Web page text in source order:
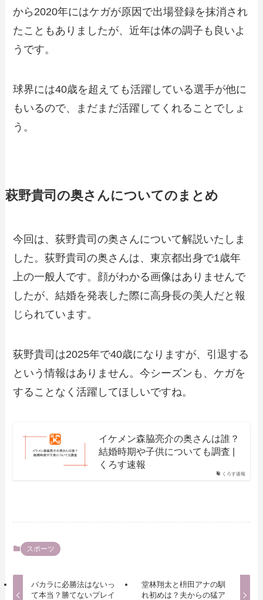
から2020年にはケガが原因で出場登録を抹消され
たこともありましたが、近年は体の調子も良いよ
うです。
球界には40歳を超えても活躍している選手が他に
もいるので、まだまだ活躍してくれることでしょ
う。
萩野貴司の奥さんについてのまとめ
今回は、荻野貴司の奥さんについて解説いたしま
した。荻野貴司の奥さんは、東京都出身で1歳年
上の一般人です。顔がわかる画像はありませんで
したが、結婚を発表した際に高身長の美人だと報
じられています。
荻野貴司は2025年で40歳になりますが、引退する
という情報はありません。今シーズンも、ケガを
することなく活躍してほしいですね。
くろす速報
イケメン森脇亮介の奥さんは誰？
結婚時期や子供についても調査 |
くろす速報
スポーツ
バカラに必勝法はないっ
て本当？勝てないプレイ
堂林翔太と枡田アナの馴
れ初めは？夫からの猛ア